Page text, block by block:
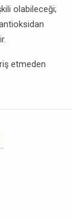
olabileceği;
etmeden